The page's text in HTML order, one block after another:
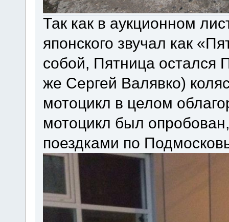
Так как в аукционном
японского звучал как
собой, Пятница остался
же Сергей Валявко)
мотоцикл в целом
мотоцикл был
поездками по